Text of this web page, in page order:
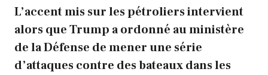
L’accent mis sur les pétroliers intervient
alors que Trump a ordonné au ministère
de la Défense de mener une série
d’attaques contre des bateaux dans les